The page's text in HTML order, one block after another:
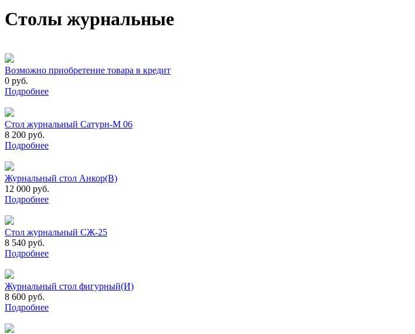
Столы журнальные
Возможно приобретение товара в кредит
0 руб.
Подробнее
Стол журнальный Сатурн-М 06
8 200 руб.
Подробнее
Журнальный стол Анкор(В)
12 000 руб.
Подробнее
Стол журнальный СЖ-25
8 540 руб.
Подробнее
Журнальный стол фигурный(И)
8 600 руб.
Подробнее